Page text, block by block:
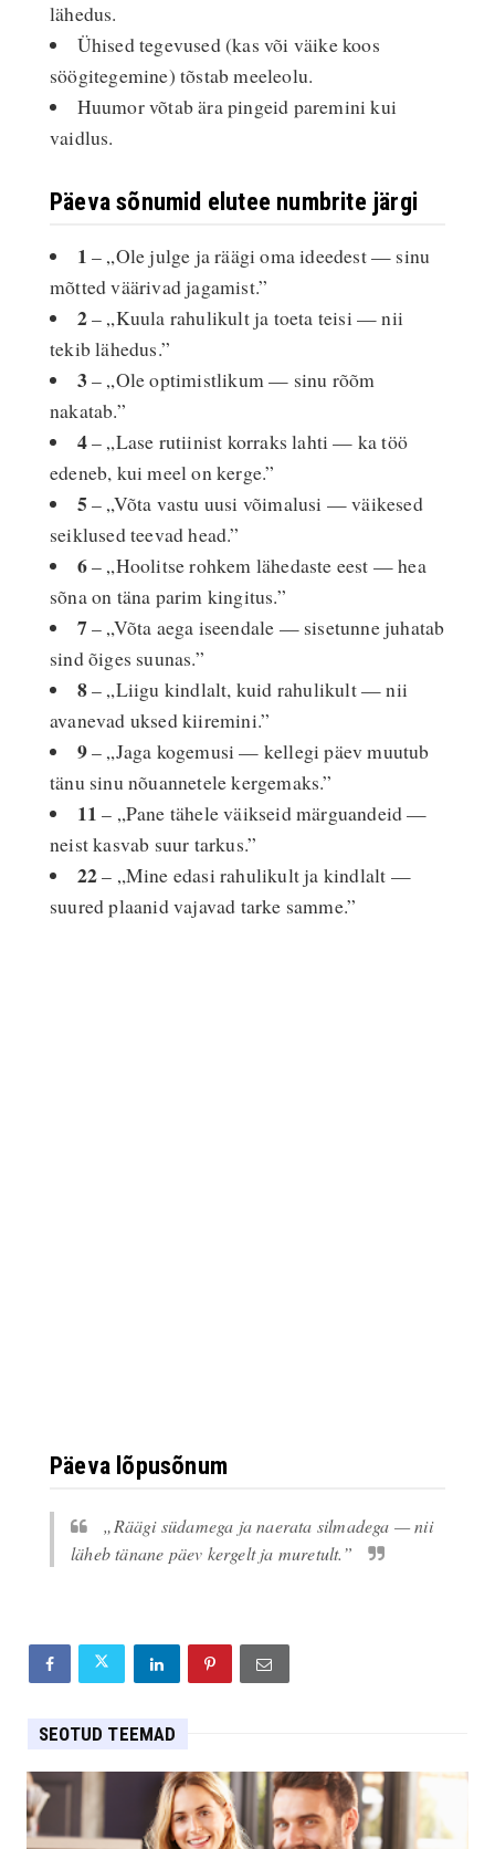
lähedus.
Ühised tegevused (kas või väike koos
söögitegemine) tõstab meeleolu.
Huumor võtab ära pingeid paremini kui
vaidlus.
Päeva sõnumid elutee numbrite järgi
1 – „Ole julge ja räägi oma ideedest — sinu
mõtted väärivad jagamist.”
2– „Kuula rahulikult ja toeta teisi — nii
tekib lähedus.”
3– „Ole optimistlikum — sinu rõõm
nakatab.”
4– „Lase rutiinist korraks lahti — ka töö
edeneb, kui meel on kerge.”
5 – „Võta vastu uusi võimalusi — väikesed
seiklused teevad head.”
6– „Hoolitse rohkem lähedaste eest — hea
sõna on täna parim kingitus.”
7– „Võta aega iseendale — sisetunne juhatab
sind õiges suunas.”
8– „Liigu kindlalt, kuid rahulikult — nii
avanevad uksed kiiremini.”
9– „Jaga kogemusi — kellegi päev muutub
tänu sinu nõuannetele kergemaks.”
11 – „Pane tähele väikseid märguandeid —
neist kasvab suur tarkus.”
22– „Mine edasi rahulikult ja kindlalt —
suured plaanid vajavad tarke samme.”
Päeva lõpusõnum
„Räägi südamega ja naerata silmadega — nii
läheb tänane päev kergelt ja muretult.”
SEOTUD TEEMAD